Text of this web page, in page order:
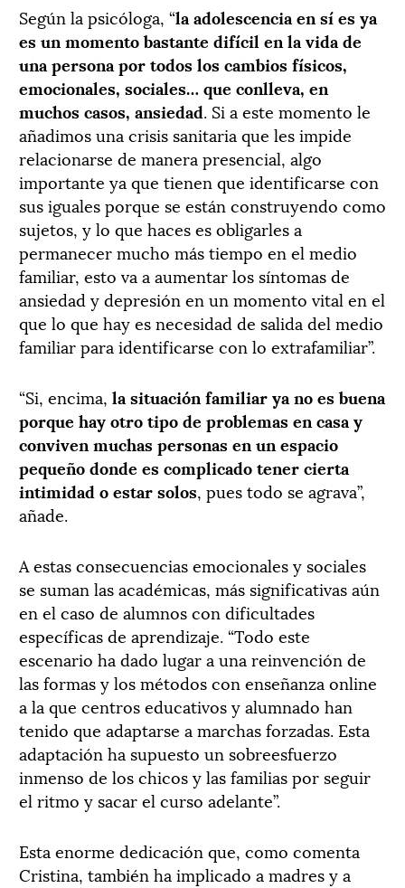
Según la psicóloga, “la adolescencia en sí es ya
es un momento bastante difícil en la vida de
una persona por todos los cambios físicos,
emocionales, sociales… que conlleva, en
muchos casos, ansiedad. Si a este momento le
añadimos una crisis sanitaria que les impide
relacionarse de manera presencial, algo
importante ya que tienen que identificarse con
sus iguales porque se están construyendo como
sujetos, y lo que haces es obligarles a
permanecer mucho más tiempo en el medio
familiar, esto va a aumentar los síntomas de
ansiedad y depresión en un momento vital en el
que lo que hay es necesidad de salida del medio
familiar para identificarse con lo extrafamiliar”.
“Si, encima, la situación familiar ya no es buena
porque hay otro tipo de problemas en casa y
conviven muchas personas en un espacio
pequeño donde es complicado tener cierta
intimidad o estar solos, pues todo se agrava”,
añade.
A estas consecuencias emocionales y sociales
se suman las académicas, más significativas aún
en el caso de alumnos con dificultades
específicas de aprendizaje. “Todo este
escenario ha dado lugar a una reinvención de
las formas y los métodos con enseñanza online
a la que centros educativos y alumnado han
tenido que adaptarse a marchas forzadas. Esta
adaptación ha supuesto un sobreesfuerzo
inmenso de los chicos y las familias por seguir
el ritmo y sacar el curso adelante”.
Esta enorme dedicación que, como comenta
Cristina, también ha implicado a madres y a